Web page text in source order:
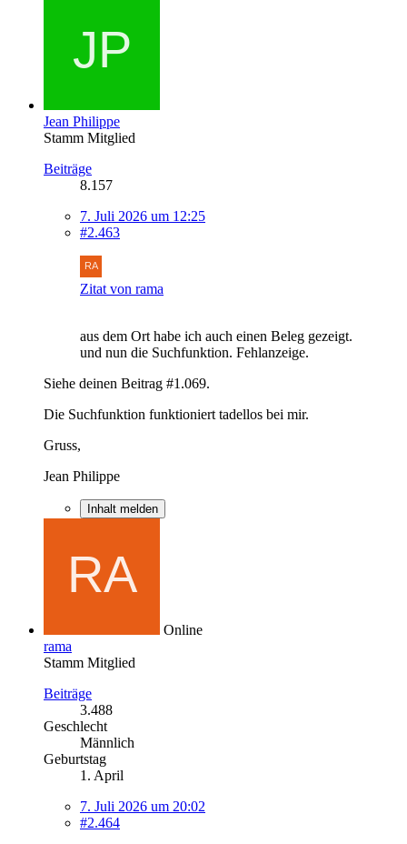
Jean Philippe
Stamm Mitglied
Beiträge
8.157
7. Juli 2026 um 12:25
#2.463
Zitat von rama
aus dem Ort habe ich auch einen Beleg gezeigt.
und nun die Suchfunktion. Fehlanzeige.
Siehe deinen Beitrag #1.069.
Die Suchfunktion funktioniert tadellos bei mir.
Gruss,
Jean Philippe
Inhalt melden
Online
rama
Stamm Mitglied
Beiträge
3.488
Geschlecht
Männlich
Geburtstag
1. April
7. Juli 2026 um 20:02
#2.464